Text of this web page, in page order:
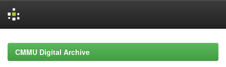
navigationCMMU Digital Archive